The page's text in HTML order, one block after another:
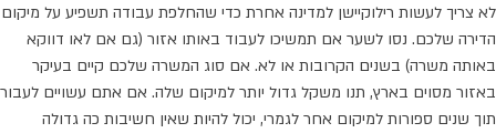
לא צריך לעשות רילוקיישן למדינה אחרת כדי שהחלפת עבודה תשפיע על מיקום
הדירה שלכם. נסו לשער אם תמשיכו לעבוד באותו אזור (גם אם לאו דווקא
באותה משרה) בשנים הקרובות או לא. אם סוג המשרה שלכם קיים בעיקר
באזור מסוים בארץ, תנו משקל גדול יותר למיקום שלה. אם אתם עשויים לעבור
תוך שנים ספורות למיקום אחר לגמרי, יכול להיות שאין חשיבות כה גדולה